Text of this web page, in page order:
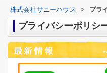
株式会社サニーハウス > プラ
プライバシーポリシ